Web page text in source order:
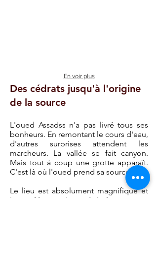
En voir plus
Des cédrats jusqu'à l'origine
de la source
L'oued Assadss n'a pas livré tous ses
bonheurs. En remontant le cours d'eau,
d'autres surprises attendent les
marcheurs. La vallée se fait canyon.
Mais tout à coup une grotte apparaît.
C'est là où l'oued prend sa source.
Le lieu est absolument magnifique et
intact. L'eau qui sourd de la grotte se